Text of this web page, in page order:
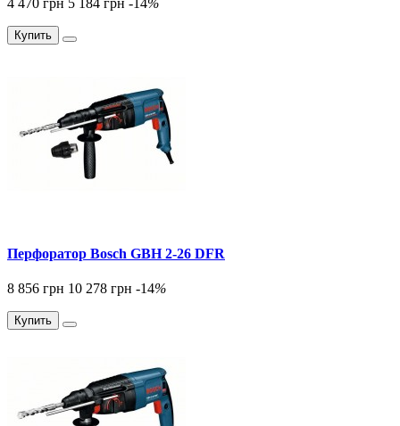
4 470 грн 5 184 грн -14%
Купить
Перфоратор Bosch GBH 2-26 DFR
8 856 грн 10 278 грн -14%
Купить